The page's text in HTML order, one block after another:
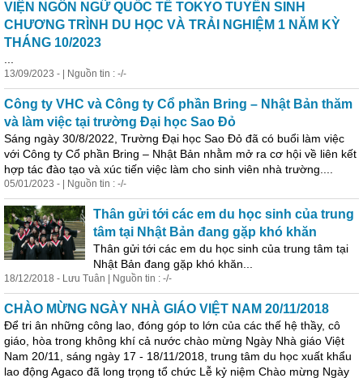
VIỆN NGÔN NGỮ QUỐC TẾ TOKYO TUYỂN SINH
CHƯƠNG TRÌNH DU HỌC VÀ TRẢI NGHIỆM 1 NĂM KỲ
THÁNG 10/2023
13/09/2023 - | Nguồn tin : -/-
Công ty VHC và Công ty Cổ phần Bring – Nhật Bản thăm
và làm việc tại trường Đại học Sao Đỏ
Sáng ngày 30/8/2022, Trường Đại học Sao Đỏ đã có buổi làm việc
với Công ty Cổ phần Bring – Nhật Bản nhằm mở ra cơ hội về liên kết
hợp tác đào tạo và xúc tiến việc làm cho sinh viên nhà trường....
05/01/2023 - | Nguồn tin : -/-
Thân gửi tới các em du học sinh của trung
tâm tại Nhật Bản đang gặp khó khăn
Thân gửi tới các em du học sinh của trung tâm tại
Nhật Bản đang gặp khó khăn...
18/12/2018 - Lưu Tuân | Nguồn tin : -/-
CHÀO MỪNG NGÀY NHÀ GIÁO VIỆT NAM 20/11/2018
Để tri ân những công lao, đóng góp to lớn của các thế hệ thầy, cô
giáo, hòa trong không khí cả nước chào mừng Ngày Nhà giáo Việt
Nam 20/11, sáng ngày 17 - 18/11/2018, trung tâm du học xuất khẩu
lao động Agaco đã long trọng tổ chức Lễ kỷ niệm Chào mừng Ngày